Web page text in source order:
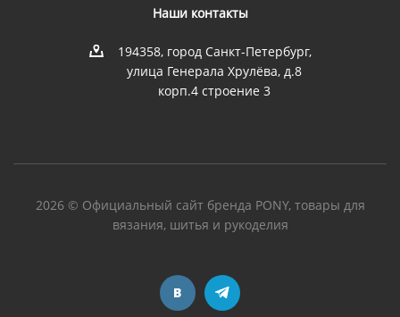
Наши контакты
194358, город Санкт-Петербург,
улица Генерала Хрулёва, д.8
корп.4 строение 3
2026 © Официальный сайт бренда PONY, товары для
вязания, шитья и рукоделия